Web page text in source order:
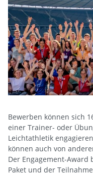
Bewerben können sich
einer Trainer- oder
Leichtathletik
können auch von
Der Engagement-Award
Paket und der